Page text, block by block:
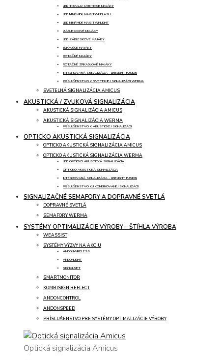
LED TRVALO SVIETIACE MAJÁKY
LED MINI/ MIDI/ MAXI TWINFLASH
LED MINI/ MIDI/ MAXI TWINLIGHT
ZÁBLESKOVÉ MAJÁKY
LED ZÁBLESKOVÉ MAJÁKY
BLIKAJÚCE MAJÁKY
ROTAČNÉ MAJÁKY
ROTAČNÉ ZRKADLOVÉ MAJÁKY
INTEGROVANÁ SIGNALIZÁCIA - LINELIGHT FUSION
PRÍSLUŠENSTVO K SVETELNEJ SIGNALIZÁCII WERMA
SVETELNÁ SIGNALIZÁCIA AMICUS
AKUSTICKÁ / ZVUKOVÁ SIGNALIZÁCIA
AKUSTICKÁ SIGNALIZÁCIA AMICUS
AKUSTICKÁ SIGNALIZÁCIA WERMA
PRÍSLUŠENSTVO K AKUSTICKEJ SIGNALIZÁCII
OPTICKO AKUSTICKÁ SIGNALIZÁCIA
OPTICKO AKUSTICKÁ SIGNALIZÁCIA AMICUS
OPTICKO AKUSTICKÁ SIGNALIZÁCIA WERMA
LED OPTICKO AKUSTICKÁ SIGNALIZÁCIA
OPTICKO AKUSTICKÁ SIGNALIZÁCIA
INTEGROVANÁ SIGNALIZÁCIA - LINELIGHT FUSION
PRÍSLUŠENSTVO KU KOMBINOVANEJ SIGNALIZÁCII
SIGNALIZAČNÉ SEMAFORY A DOPRAVNÉ SVETLÁ
DOPRAVNÉ SVETLÁ
SEMAFORY WERMA
SYSTÉMY OPTIMALIZÁCIE VÝROBY – ŠTÍHLA VÝROBA
WEASSIST
SYSTÉMY VÝZVY NA AKCIU
ANDONWIRELESS
ANDONLIGHT
SIGNALSET
SMARTMONITOR
KOMBISIGN REFLECT
ANDONCONTROL
ANDONSPEED
PRÍSLUŠENSTVO PRE SYSTÉMY OPTIMALIZÁCIE VÝROBY
Optická signalizácia Amicus